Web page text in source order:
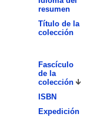
resumen
Título de la
colección
Fascículo
de la
colección
ISBN
Expedición